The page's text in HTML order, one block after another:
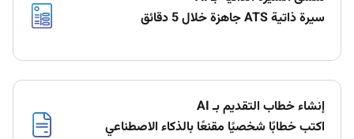
سيرة ذاتية ATS جاهزة خلال 5 دقائق
إنشاء خطاب التقديم بـ AI
اكتب خطابًا شخصيًا مقنعًا بالذكاء الاصطناعي